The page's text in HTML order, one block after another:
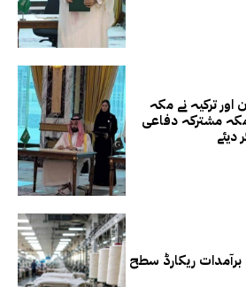
ترکیہ نے مکہ
مشترکہ دفاعی
ریکارڈ سطح